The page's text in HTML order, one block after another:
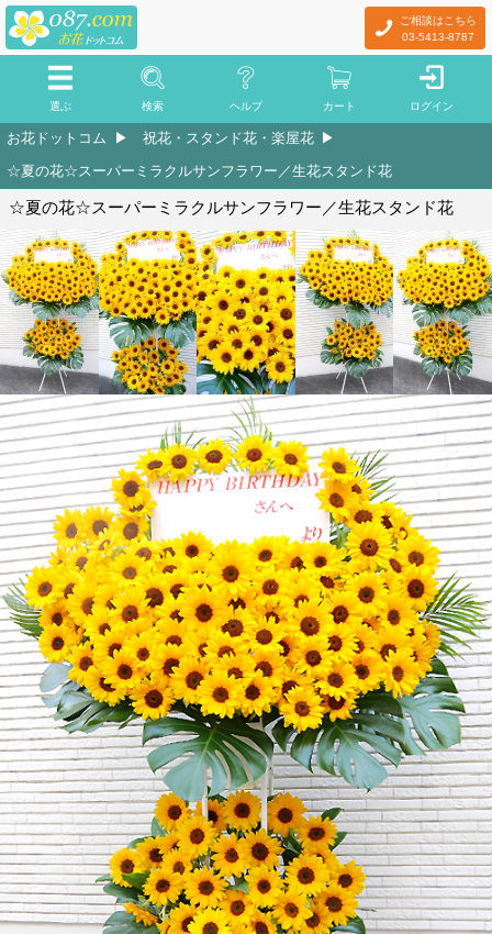
ご相談はこちら
03-5413-8787
選ぶ 検索 ヘルプ カート ログイン
お花ドットコム
祝花・スタンド花・楽屋花
☆夏の花☆スーパーミラクルサンフラワー／生花スタンド花
☆夏の花☆スーパーミラクルサンフラワー／生花スタンド花